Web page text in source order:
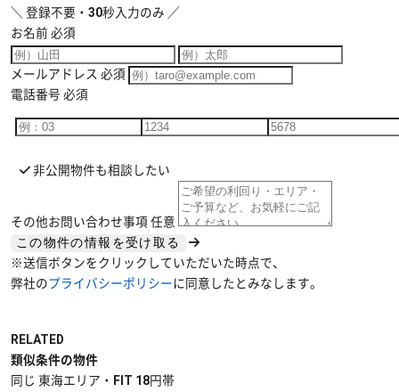
＼ 登録不要・30秒入力のみ ／
お名前 必須
メールアドレス 必須
電話番号 必須
非公開物件も相談したい
その他お問い合わせ事項任意
※送信ボタンをクリックしていただいた時点で、
弊社のプライバシーポリシーに同意したとみなします。
RELATED
類似条件の物件
同じ 東海エリア・FIT 18円帯